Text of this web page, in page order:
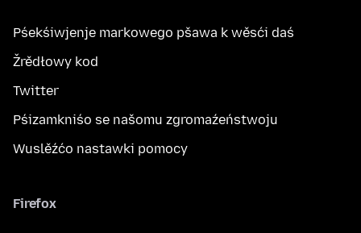
Pśekśiwjenje markowego pšawa k wěsći daś
Žrědłowy kod
Twitter
Pśizamkniśo se našomu zgromaźeństwoju
Wuslěźćo nastawki pomocy
Firefox